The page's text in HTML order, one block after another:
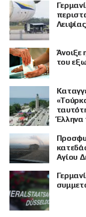
Λειψίας
Άνοιξε
του
Έλληνα
Αγίου